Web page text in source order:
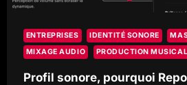
ENTREPRISES IDENTITÉ SONORE
MIXAGE AUDIO
PRODUCTION
Profil sonore, pourquoi